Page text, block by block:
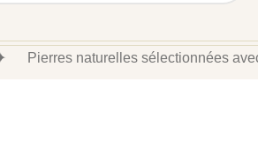
Pierres naturelles sélectionnées